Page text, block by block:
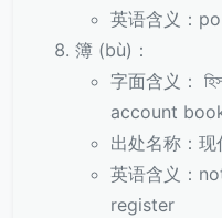
英语含义：
簿 (bù)：
字面含义：
account
出处名称：
英语含义：
register